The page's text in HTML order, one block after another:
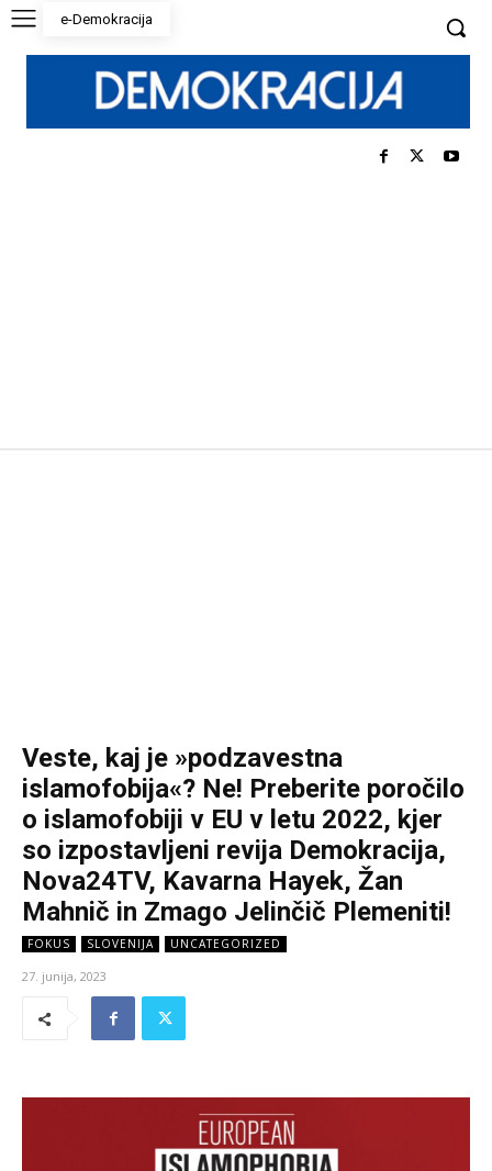
e-Demokracija
Veste, kaj je »podzavestna
islamofobija«? Ne! Preberite poročilo
o islamofobiji v EU v letu 2022, kjer
so izpostavljeni revija Demokracija,
Nova24TV, Kavarna Hayek, Žan
Mahnič in Zmago Jelinčič Plemeniti!
FOKUS SLOVENIJA UNCATEGORIZED
27. junija, 2023